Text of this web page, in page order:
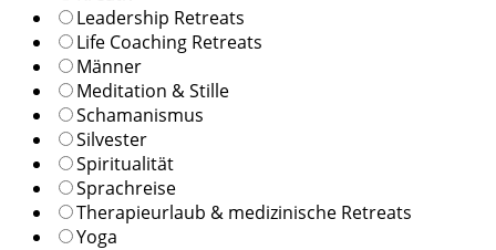
Leadership Retreats
Life Coaching Retreats
Männer
Meditation & Stille
Schamanismus
Silvester
Spiritualität
Sprachreise
Therapieurlaub & medizinische Retreats
Yoga